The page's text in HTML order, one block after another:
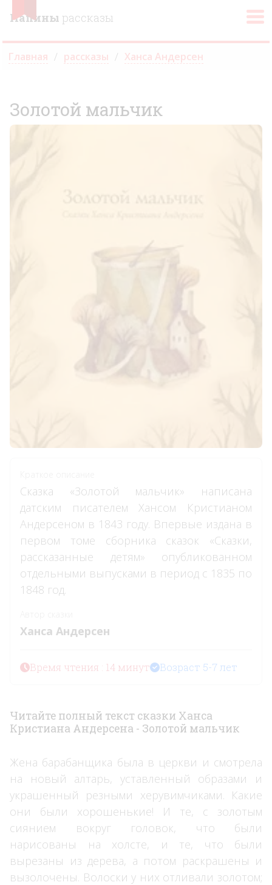
Папины рассказы
Главная рассказы Ханса Андерсен
Золотой мальчик
Сказка «Золотой мальчик» написана
датским писателем Хансом Кристианом
Андерсеном в 1843 году. Впервые издана в
первом томе сборника сказок «Сказки,
рассказанные детям» опубликованном
отдельными выпусками в период с 1835 по
1848 год.
Ханса Андерсен
Время чтения : 14 минут Возраст 5-7 лет
Читайте полный текст сказки Ханса
Кристиана Андерсена - Золотой мальчик
Жена барабанщика была в церкви и смотрела
на новый алтарь, уставленный образами и
украшенный резными херувимчиками. Какие
они были хорошенькие! И те, с золотым
сиянием вокруг головок, что были
нарисованы на холсте, и те, что были
вырезаны из дерева, а потом раскрашены и
вызолочены. Волоски у них отливали золотом;